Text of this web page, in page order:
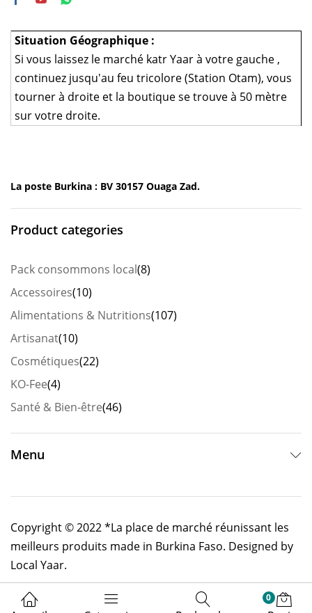
Situation Géographique :
Si vous laissez le marché katr Yaar à votre gauche ,
continuez jusqu'au feu tricolore (Station Otam), vous
tourner à droite et la boutique se trouve à 50 mètre
sur votre droite.
La poste Burkina : BV 30157 Ouaga Zad.
Product categories
Pack consommons local(8)
Accessoires(10)
Alimentations & Nutritions(107)
Artisanat(10)
Cosmétiques(22)
KO-Fee(4)
Santé & Bien-être(46)
Menu
Copyright © 2022 *La place de marché réunissant les
meilleurs produits made in Burkina Faso. Designed by
Local Yaar.
0